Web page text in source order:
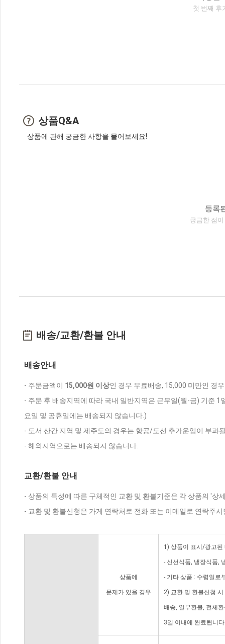
첫 번째 후
상품Q&A
상품에 관해 궁금한 사항을 물어보세요!
등록
궁금한 점
배송/교환/환불 안내
배송안내
- 주문금액이 15,000원 이상인 경우 무료배송, 15,000 미만인 경
- 주문 후 배송지역에 따라 국내 일반지역은 근무일(월-금) 기준
요일 및 공휴일에는 배송되지 않습니다.)
- 도서 산간 지역 및 제주도의 경우는 항공/도선 추가운임이 부과
- 해외지역으로는 배송되지 않습니다.
교환/환불 안내
- 상품의 특성에 따른 구체적인 교환 및 환불기준은 각 상품의 '상
- 교환 및 환불신청은 가게 연락처로 전화 또는 이메일로 연락주
상품에
문제가 있을 경우
1) 상품이 표시/광고된
- 신선식품, 냉장식품,
- 기타 상품 : 수령일로
2) 교환 및 환불신청
배송, 일부환불, 전체
3일 이내에 완료됩니